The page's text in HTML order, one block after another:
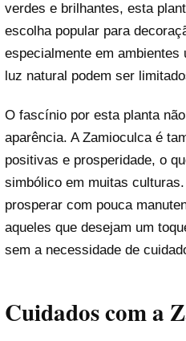
verdes e brilhantes, esta
escolha popular para
especialmente em ambientes
luz natural podem ser
O fascínio por esta planta
aparência. A Zamioculca é
positivas e prosperidade, o
simbólico em muitas
prosperar com pouca
aqueles que desejam um
sem a necessidade de
Cuidados com a